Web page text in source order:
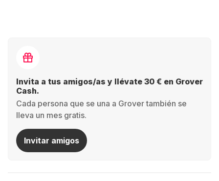
Invita a tus amigos/as y llévate 30 € en Grover
Cash.
Cada persona que se una a Grover también se
lleva un mes gratis.
Invitar amigos